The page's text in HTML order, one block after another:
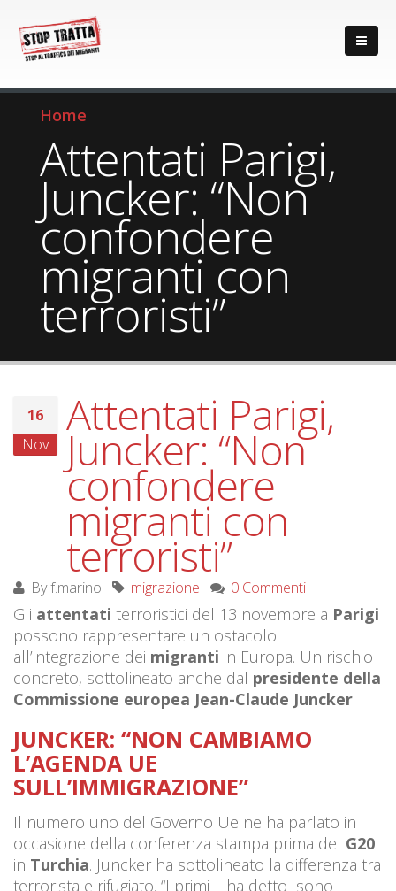
Home
Attentati Parigi,
Juncker: “Non
confondere
migranti con
terroristi”
16
Nov
Attentati Parigi,
Juncker: “Non
confondere
migranti con
terroristi”
Byf.marino migrazione 0 Commenti
Gli attentati terroristici del 13 novembre a Parigi
possono rappresentare un ostacolo
all’integrazione dei migranti in Europa. Un rischio
concreto, sottolineato anche dal presidente della
Commissione europea Jean-Claude Juncker.
JUNCKER: “NON CAMBIAMO
L’AGENDA UE
SULL’IMMIGRAZIONE”
Il numero uno del Governo Ue ne ha parlato in
occasione della conferenza stampa prima del G20
in Turchia. Juncker ha sottolineato la differenza tra
terrorista e rifugiato. “I primi – ha detto sono